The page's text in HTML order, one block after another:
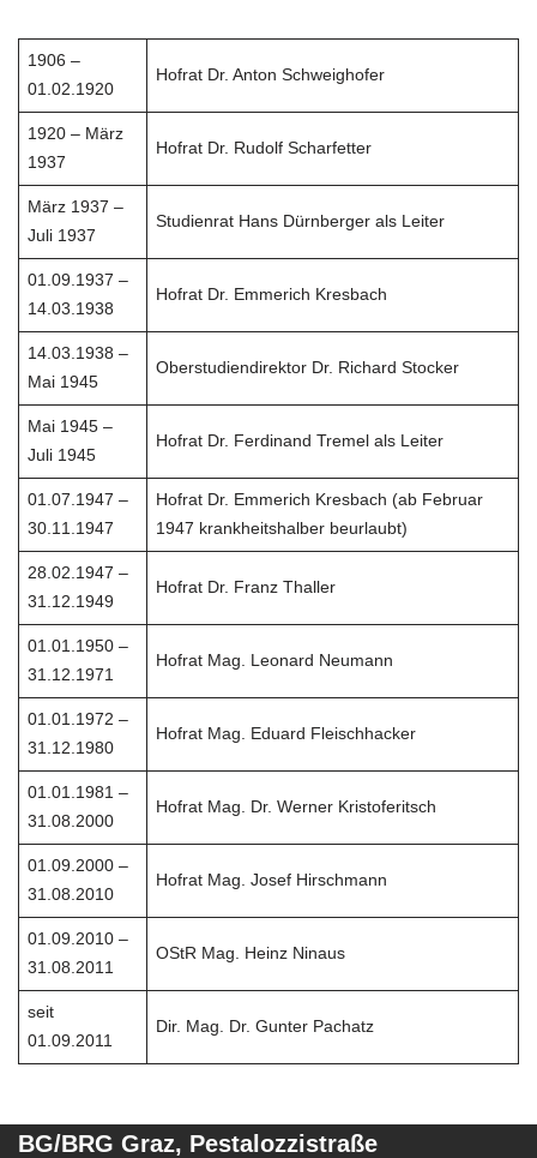
1906 –
01.02.1920
Hofrat Dr. Anton Schweighofer
1920 – März
1937
Hofrat Dr. Rudolf Scharfetter
März 1937 –
Juli 1937
Studienrat Hans Dürnberger als Leiter
01.09.1937 –
14.03.1938
Hofrat Dr. Emmerich Kresbach
14.03.1938 –
Mai 1945
Oberstudiendirektor Dr. Richard Stocker
Mai 1945 –
Juli 1945
Hofrat Dr. Ferdinand Tremel als Leiter
01.07.1947 –
30.11.1947
Hofrat Dr. Emmerich Kresbach (ab Februar
1947 krankheitshalber beurlaubt)
28.02.1947 –
31.12.1949
Hofrat Dr. Franz Thaller
01.01.1950 –
31.12.1971
Hofrat Mag. Leonard Neumann
01.01.1972 –
31.12.1980
Hofrat Mag. Eduard Fleischhacker
01.01.1981 –
31.08.2000
Hofrat Mag. Dr. Werner Kristoferitsch
01.09.2000 –
31.08.2010
Hofrat Mag. Josef Hirschmann
01.09.2010 –
31.08.2011
OStR Mag. Heinz Ninaus
seit
01.09.2011
Dir. Mag. Dr. Gunter Pachatz
BG/BRG Graz, Pestalozzistraße